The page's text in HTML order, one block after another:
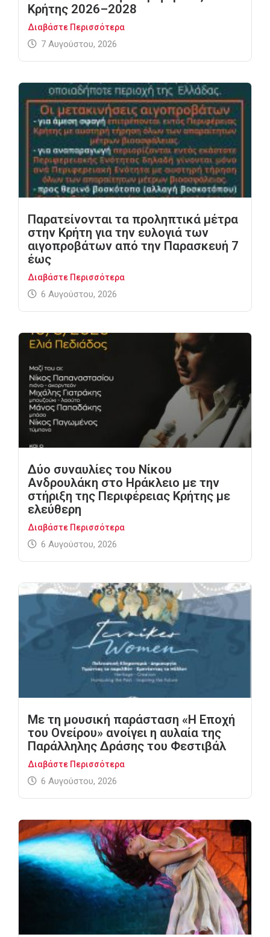
Κρήτης 2026–2028
Διαβάστε Περισσότερα
7 Αυγούστου, 2026
Παρατείνονται τα προληπτικά μέτρα
στην Κρήτη για την ευλογιά των
αιγοπροβάτων από την Παρασκευή 7
έως
Διαβάστε Περισσότερα
6 Αυγούστου, 2026
Δύο συναυλίες του Νίκου
Ανδρουλάκη στο Ηράκλειο με την
στήριξη της Περιφέρειας Κρήτης με
ελεύθερη
Διαβάστε Περισσότερα
6 Αυγούστου, 2026
Με τη μουσική παράσταση «Η Εποχή
του Ονείρου» ανοίγει η αυλαία της
Παράλληλης Δράσης του Φεστιβάλ
Διαβάστε Περισσότερα
6 Αυγούστου, 2026